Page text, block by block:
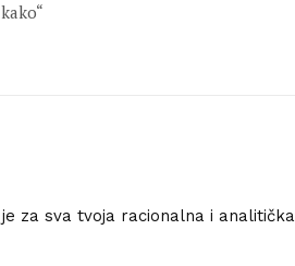
za sva tvoja racionalna i analitička